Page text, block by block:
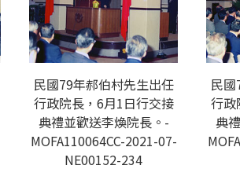
民國79年郝伯村先生出任
行政院長，6月1日行交接
典禮並歡送李煥院長。-
MOFA110064CC-2021-07-
NE00152-234
民
行政
典